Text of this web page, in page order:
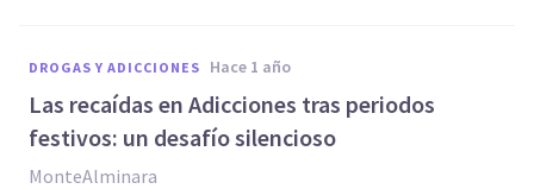
DROGAS Y ADICCIONES hace 1 año
Las recaídas en Adicciones tras periodos
festivos: un desafío silencioso
MonteAlminara